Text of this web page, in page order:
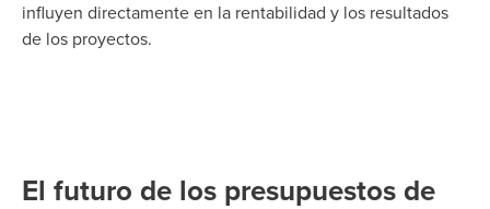
influyen directamente en la rentabilidad y los resultados
de los proyectos.
El futuro de los presupuestos de